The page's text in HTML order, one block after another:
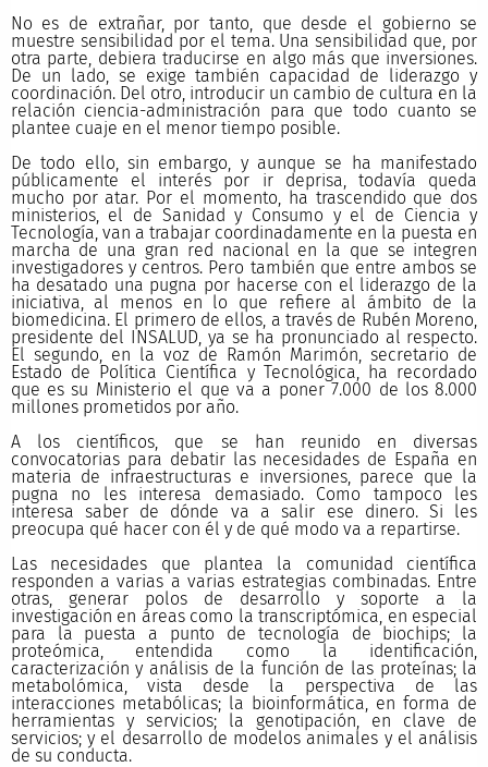
No es de extrañar, por tanto, que desde el gobierno se
muestre sensibilidad por el tema. Una sensibilidad que, por
otra parte, debiera traducirse en algo más que inversiones.
De un lado, se exige también capacidad de liderazgo y
coordinación. Del otro, introducir un cambio de cultura en la
relación ciencia-administración para que todo cuanto se
plantee cuaje en el menor tiempo posible.
De todo ello, sin embargo, y aunque se ha manifestado
públicamente el interés por ir deprisa, todavía queda
mucho por atar. Por el momento, ha trascendido que dos
ministerios, el de Sanidad y Consumo y el de Ciencia y
Tecnología, van a trabajar coordinadamente en la puesta en
marcha de una gran red nacional en la que se integren
investigadores y centros. Pero también que entre ambos se
ha desatado una pugna por hacerse con el liderazgo de la
iniciativa, al menos en lo que refiere al ámbito de la
biomedicina. El primero de ellos, a través de Rubén Moreno,
presidente del INSALUD, ya se ha pronunciado al respecto.
El segundo, en la voz de Ramón Marimón, secretario de
Estado de Política Científica y Tecnológica, ha recordado
que es su Ministerio el que va a poner 7.000 de los 8.000
millones prometidos por año.
A los científicos, que se han reunido en diversas
convocatorias para debatir las necesidades de España en
materia de infraestructuras e inversiones, parece que la
pugna no les interesa demasiado. Como tampoco les
interesa saber de dónde va a salir ese dinero. Si les
preocupa qué hacer con él y de qué modo va a repartirse.
Las necesidades que plantea la comunidad científica
responden a varias a varias estrategias combinadas. Entre
otras, generar polos de desarrollo y soporte a la
investigación en áreas como la transcriptómica, en especial
para la puesta a punto de tecnología de biochips; la
proteómica, entendida como la identificación,
caracterización y análisis de la función de las proteínas; la
metabolómica, vista desde la perspectiva de las
interacciones metabólicas; la bioinformática, en forma de
herramientas y servicios; la genotipación, en clave de
servicios; y el desarrollo de modelos animales y el análisis
de su conducta.